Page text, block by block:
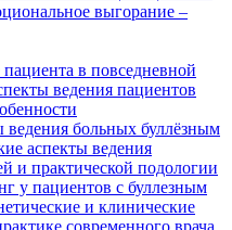
выгорание –
в повседневной
ведения пациентов
ведения больных буллёзным
аспекты ведения
и практической подологии
у пациентов с буллезным
и клинические
современного врача